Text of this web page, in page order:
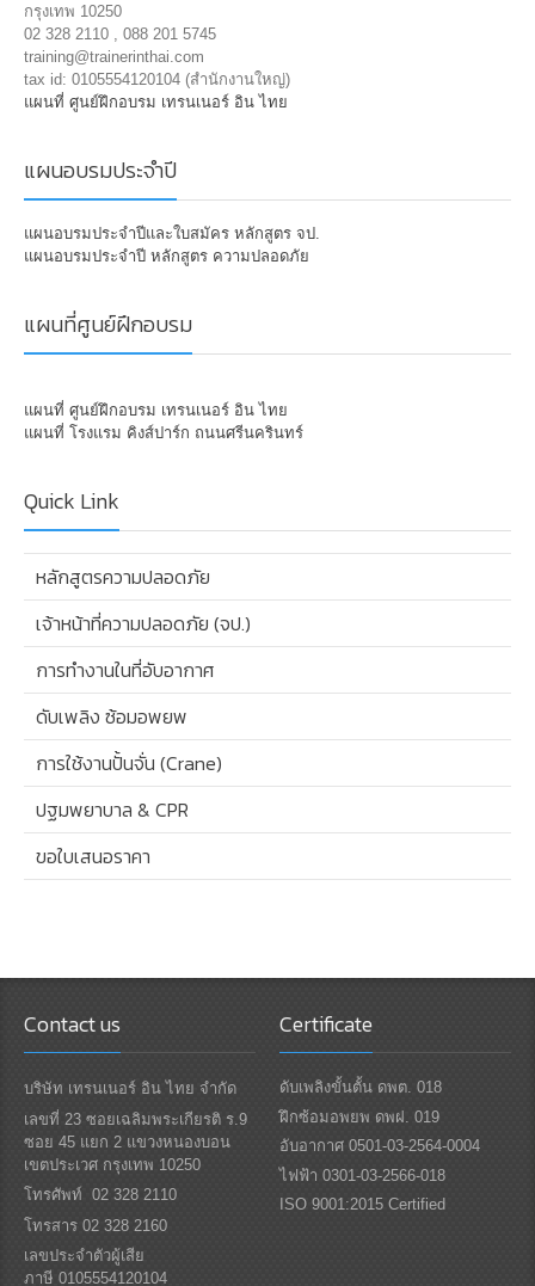
กรุงเทพ 10250
02 328 2110 , 088 201 5745
training@trainerinthai.com
tax id: 0105554120104 (สำนักงานใหญ่)
แผนที่ ศูนย์ฝึกอบรม เทรนเนอร์ อิน ไทย
แผนอบรมประจำปี
แผนอบรมประจำปีและใบสมัคร หลักสูตร จป.
แผนอบรมประจำปี หลักสูตร ความปลอดภัย
แผนที่ศูนย์ฝึกอบรม
แผนที่ ศูนย์ฝึกอบรม เทรนเนอร์ อิน ไทย
แผนที่ โรงแรม คิงส์ปาร์ก ถนนศรีนครินทร์
Quick Link
หลักสูตรความปลอดภัย
เจ้าหน้าที่ความปลอดภัย (จป.)
การทำงานในที่อับอากาศ
ดับเพลิง ซ้อมอพยพ
การใช้งานปั้นจั่น (Crane)
ปฐมพยาบาล & CPR
ขอใบเสนอราคา
Contact us
บริษัท เทรนเนอร์ อิน ไทย จำกัด
เลขที่ 23 ซอยเฉลิมพระเกียรติ ร.9
ซอย 45 แยก 2 แขวงหนองบอน
เขตประเวศ กรุงเทพ 10250
โทรศัพท์ 02 328 2110
โทรสาร 02 328 2160
เลขประจำตัวผู้เสีย
ภาษี 0105554120104
Certificate
ดับเพลิงขั้นตั้น ดพต. 018
ฝึกซ้อมอพยพ ดพฝ. 019
อับอากาศ 0501-03-2564-0004
ไฟฟ้า 0301-03-2566-018
ISO 9001:2015 Certified